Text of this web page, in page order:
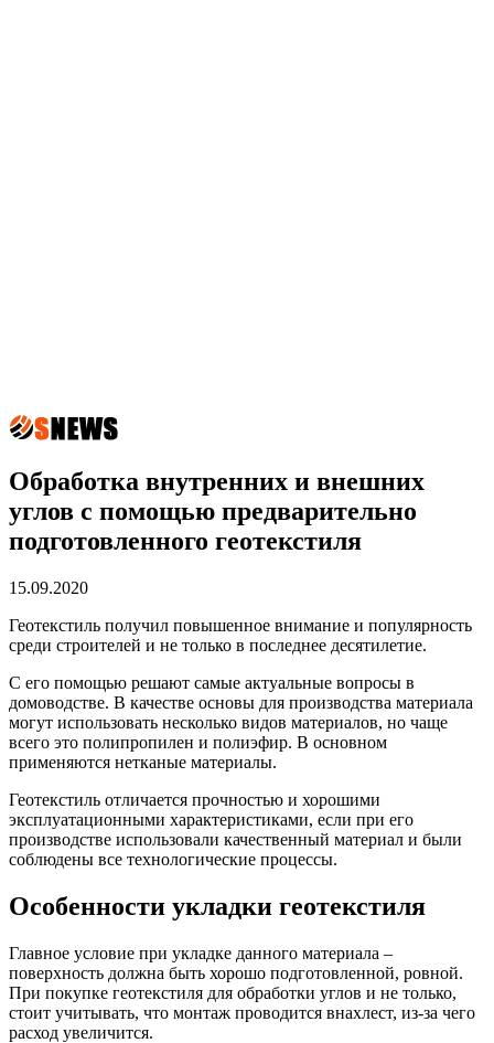
Обработка внутренних и внешних
углов с помощью предварительно
подготовленного геотекстиля
15.09.2020
Геотекстиль получил повышенное внимание и популярность
среди строителей и не только в последнее десятилетие.
С его помощью решают самые актуальные вопросы в
домоводстве. В качестве основы для производства материала
могут использовать несколько видов материалов, но чаще
всего это полипропилен и полиэфир. В основном
применяются нетканые материалы.
Геотекстиль отличается прочностью и хорошими
эксплуатационными характеристиками, если при его
производстве использовали качественный материал и были
соблюдены все технологические процессы.
Особенности укладки геотекстиля
Главное условие при укладке данного материала –
поверхность должна быть хорошо подготовленной, ровной.
При покупке геотекстиля для обработки углов и не только,
стоит учитывать, что монтаж проводится внахлест, из-за чего
расход увеличится.